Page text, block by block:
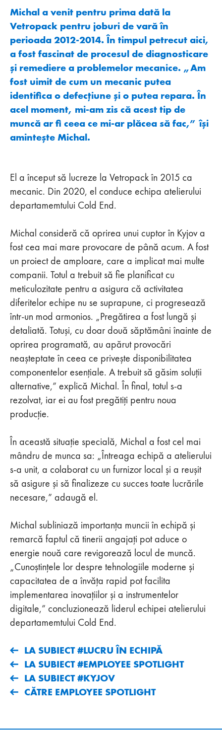
Michal a venit pentru prima dată la
Vetropack pentru joburi de vară în
perioada 2012-2014. În timpul petrecut aici,
a fost fascinat de procesul de diagnosticare
și remediere a problemelor mecanice. „Am
fost uimit de cum un mecanic putea
identifica o defecțiune și o putea repara. În
acel moment, mi-am zis că acest tip de
muncă ar fi ceea ce mi-ar plăcea să fac,” își
amintește Michal.
El a început să lucreze la Vetropack în 2015 ca
mecanic. Din 2020, el conduce echipa atelierului
departamemtului Cold End.
Michal consideră că oprirea unui cuptor în Kyjov a
fost cea mai mare provocare de până acum. A fost
un proiect de amploare, care a implicat mai multe
companii. Totul a trebuit să fie planificat cu
meticulozitate pentru a asigura că activitatea
diferitelor echipe nu se suprapune, ci progresează
într-un mod armonios. „Pregătirea a fost lungă și
detaliată. Totuși, cu doar două săptămâni înainte de
oprirea programată, au apărut provocări
neașteptate în ceea ce privește disponibilitatea
componentelor esențiale. A trebuit să găsim soluții
alternative,” explică Michal. În final, totul s-a
rezolvat, iar ei au fost pregătiți pentru noua
producție.
În această situație specială, Michal a fost cel mai
mândru de munca sa: „Întreaga echipă a atelierului
s-a unit, a colaborat cu un furnizor local și a reușit
să asigure și să finalizeze cu succes toate lucrările
necesare,” adaugă el.
Michal subliniază importanța muncii în echipă și
remarcă faptul că tinerii angajați pot aduce o
energie nouă care revigorează locul de muncă.
„Cunoștințele lor despre tehnologiile moderne și
capacitatea de a învăța rapid pot facilita
implementarea inovațiilor și a instrumentelor
digitale,” concluzionează liderul echipei atelierului
departamemtului Cold End.
LA SUBIECT #LUCRU ÎN ECHIPĂ
LA SUBIECT #EMPLOYEE SPOTLIGHT
LA SUBIECT #KYJOV
CĂTRE EMPLOYEE SPOTLIGHT